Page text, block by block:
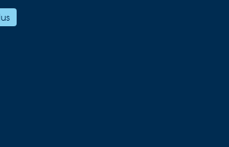
ce monde là n’en finit pas
d’autres imaginaires.
direction et nouvelle jeunesse au